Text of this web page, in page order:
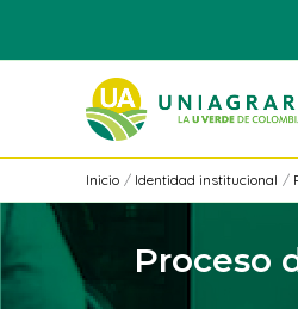
contenido
Inicio Identidad institucional
Proceso